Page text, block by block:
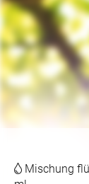
Mischung